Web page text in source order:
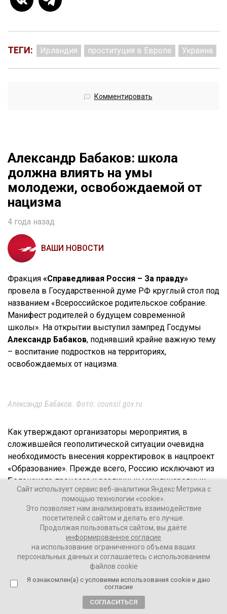
ТЕГИ: Ирландия проституция в Европе Украина
Комментировать
Александр Бабаков: школа
должна влиять на умы
молодежи, освобождаемой от
нацизма
4 года назад
ВАШИ НОВОСТИ
Фракция «Справедливая Россия – За правду»
провела в Государственной думе РФ круглый стол под
названием «Всероссийское родительское собрание.
Манифест родителей о будущем современной
школы». На открытии выступил зампред Госдумы
Александр Бабаков, поднявший крайне важную тему
– воспитание подростков на территориях,
освобождаемых от нацизма.
Александр Бабаков. Фото: counsil.gov.ru
Как утверждают организаторы мероприятия, в
сложившейся геополитической ситуации очевидна
необходимость внесения корректировок в нацпроект
«Образование». Прежде всего, Россию исключают из
Болонского процесса и различных международных
рейтингов. Но ведь в нацпроекте до сих пор
поставлена цель – вхождение страны в десятку
ведущих держав мира по уровню и качеству
образования.
Чтобы устранить это явное противоречие,
необходима общественная дискуссия, считают в
СРЗП. Причем с вовлечением родительского
Сегодняшняя, существующая,
Сайт использует сервис веб-аналитики Яндекс Метрика с
помощью технологии «cookie».
Это позволяет нам анализировать взаимодействие
посетителей с сайтом и делать его лучше.
Продолжая пользоваться сайтом, вы даёте
информированное согласие
на использование ограниченного объема ваших
персональных данных и соглашаетесь с использованием
файлов cookie
Я ознакомлен(а) с условиями использования cookie и даю
согласие
СОГЛАСИТЬСЯ